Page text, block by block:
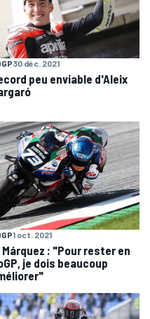
30 déc. 2021
peu enviable d'Aleix
1 oct. 2021
Márquez : "Pour rester en
je dois beaucoup